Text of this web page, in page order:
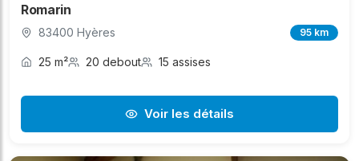
Romarin
83400 Hyères 95 km
25 m² 20 debout 15 assises
Voir les détails